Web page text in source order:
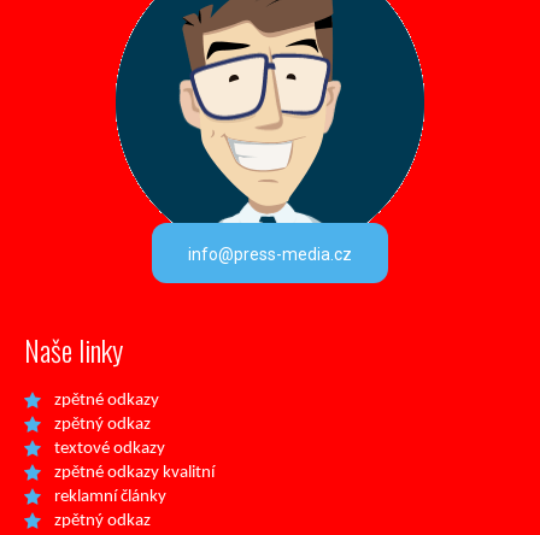
info@press-media.cz
Naše linky
zpětné odkazy
zpětný odkaz
textové odkazy
zpětné odkazy kvalitní
reklamní články
zpětný odkaz